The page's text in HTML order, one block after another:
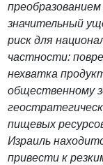
значительный
риск для
частности:
нехватка
общественному
пищевых
Израиль
привести к